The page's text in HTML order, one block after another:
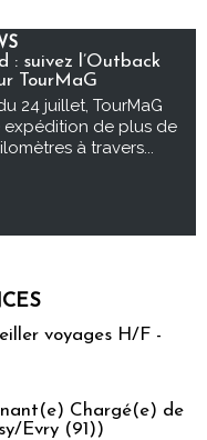
: suivez l’Outback
TourMaG
24 juillet, TourMaG
expédition de plus de
à travers...
voyages H/F -
Chargé(e) de
Evry (91))